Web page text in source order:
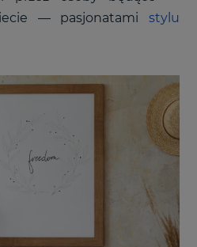
—pasjonatami stylu